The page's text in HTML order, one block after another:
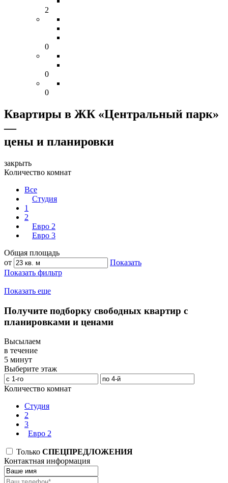
2
0
0
0
Квартиры в ЖК «Центральный парк»
—
цены и планировки
закрыть
Количество комнат
Все
Студия
1
2
Евро 2
Евро 3
Общая площадь
от
Показать
Показать фильтр
Показать еще
Получите подборку свободных квартир с
планировками и ценами
Высылаем
в течение
5 минут
Выберите этаж
Количество комнат
Студия
2
3
Евро 2
Только СПЕЦПРЕДЛОЖЕНИЯ
Контактная информация